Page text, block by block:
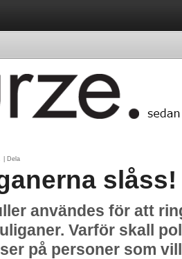
Dela
slåss!
användes för att
Varför skall
på personer som